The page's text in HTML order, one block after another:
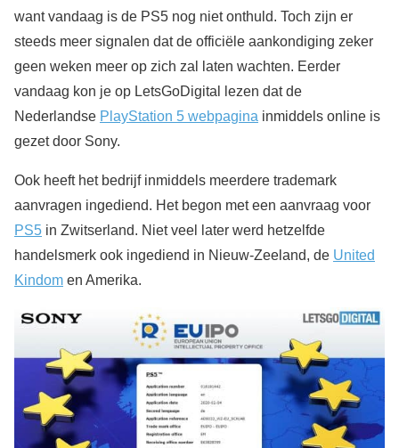
want vandaag is de PS5 nog niet onthuld. Toch zijn er
steeds meer signalen dat de officiële aankondiging zeker
geen weken meer op zich zal laten wachten. Eerder
vandaag kon je op LetsGoDigital lezen dat de
Nederlandse PlayStation 5 webpagina inmiddels online is
gezet door Sony.
Ook heeft het bedrijf inmiddels meerdere trademark
aanvragen ingediend. Het begon met een aanvraag voor
PS5 in Zwitserland. Niet veel later werd hetzelfde
handelsmerk ook ingediend in Nieuw-Zeeland, de United
Kindom en Amerika.